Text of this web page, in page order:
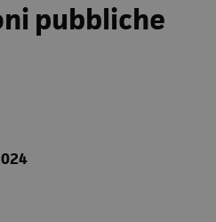
pubbliche